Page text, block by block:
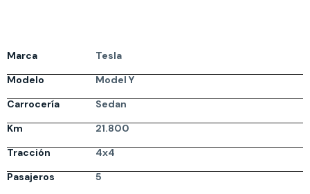
Marca
Tesla
Modelo
Model Y
Carrocería
Sedan
Km
21.800
Tracción
4x4
Pasajeros
5